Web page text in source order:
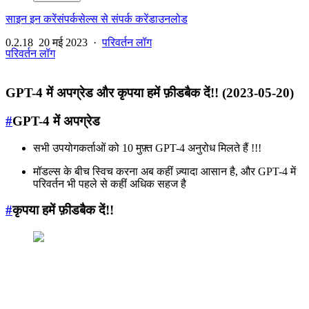
साइन इन करेंसंपर्कसेल्स से संपर्क करेंडाउनलोड
0.2.18 20 मई 2023 ·परिवर्तन लॉग
परिवर्तन लॉग
GPT-4 में अपग्रेड और कृपया हमें फ़ीडबैक दें!! (2023-05-20)
#GPT-4 में अपग्रेड
सभी उपयोगकर्ताओं को 10 मुफ़्त GPT-4 अनुरोध मिलते हैं !!!
मॉडल्स के बीच स्विच करना अब कहीं ज़्यादा आसान है, और GPT-4 में
परिवर्तन भी पहले से कहीं अधिक सहज है
#कृपया हमें फ़ीडबैक दें!!